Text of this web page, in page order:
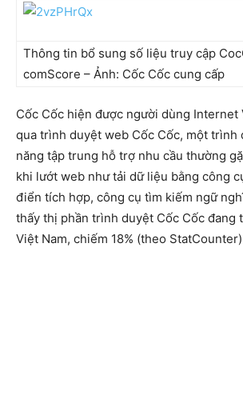
Thông tin bổ sung số liệu truy cập
comScore – Ảnh: Cốc Cốc cung cấp
Cốc Cốc hiện được người dùng Internet
qua trình duyệt web Cốc Cốc, một trình
năng tập trung hỗ trợ nhu cầu thường
khi lướt web như tải dữ liệu bằng công
điển tích hợp, công cụ tìm kiếm ngữ
thấy thị phần trình duyệt Cốc Cốc đang
Việt Nam, chiếm 18% (theo